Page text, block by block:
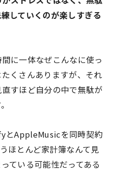
していくのが楽しすぎる
に一体なぜこんなに使っ
くさんありますが、それ
すほど自分の中で無駄が
とAppleMusicを同時契約
ほとんど家計簿なんて見
ている可能性だってある